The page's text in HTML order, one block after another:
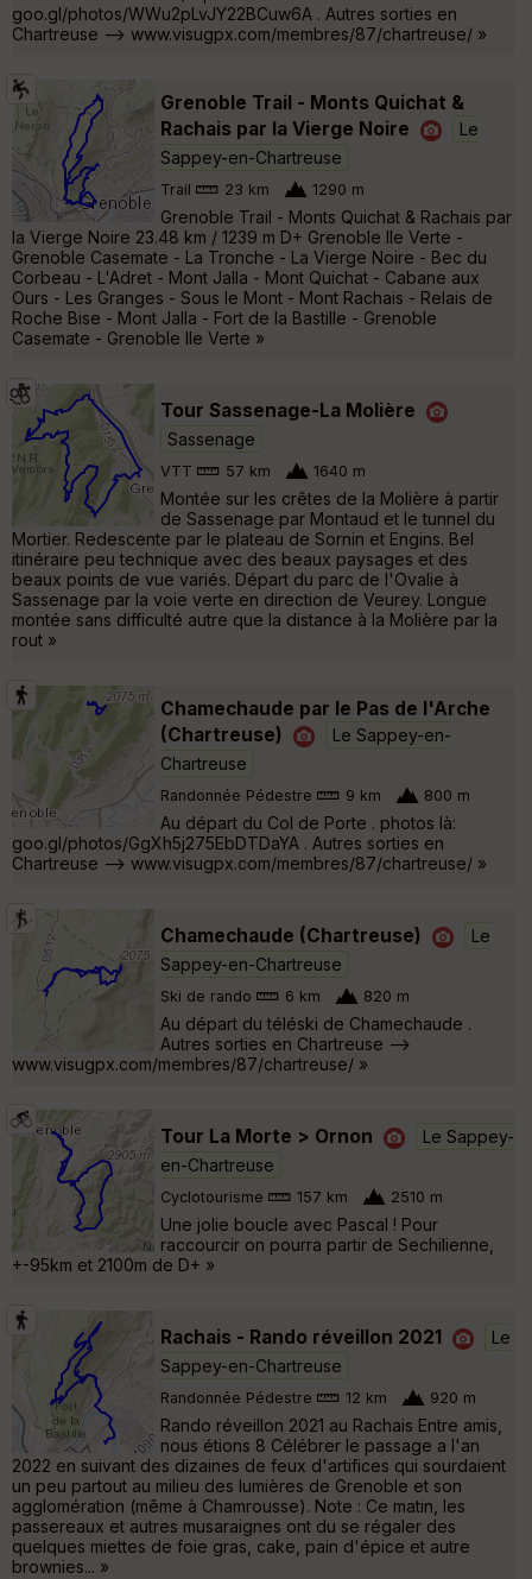
goo.gl/photos/WWu2pLvJY22BCuw6A . Autres sorties en
Chartreuse --> www.visugpx.com/membres/87/chartreuse/ »
Grenoble Trail - Monts Quichat &
Rachais par la Vierge Noire
Le
Sappey-en-Chartreuse
Trail 23 km 1290 m
Grenoble Trail - Monts Quichat & Rachais par
la Vierge Noire 23.48 km / 1239 m D+ Grenoble Ile Verte -
Grenoble Casemate - La Tronche - La Vierge Noire - Bec du
Corbeau - L'Adret - Mont Jalla - Mont Quichat - Cabane aux
Ours - Les Granges - Sous le Mont - Mont Rachais - Relais de
Roche Bise - Mont Jalla - Fort de la Bastille - Grenoble
Casemate - Grenoble Ile Verte »
Tour Sassenage-La Molière
Sassenage
VTT 57 km 1640 m
Montée sur les crêtes de la Molière à partir
de Sassenage par Montaud et le tunnel du
Mortier. Redescente par le plateau de Sornin et Engins. Bel
itinéraire peu technique avec des beaux paysages et des
beaux points de vue variés. Départ du parc de l'Ovalie à
Sassenage par la voie verte en direction de Veurey. Longue
montée sans difficulté autre que la distance à la Molière par la
rout »
Chamechaude par le Pas de l'Arche
(Chartreuse)
Le Sappey-en-
Chartreuse
Randonnée Pédestre 9 km 800 m
Au départ du Col de Porte . photos là:
goo.gl/photos/GgXh5j275EbDTDaYA . Autres sorties en
Chartreuse --> www.visugpx.com/membres/87/chartreuse/ »
Chamechaude (Chartreuse)
Le
Sappey-en-Chartreuse
Ski de rando 6 km 820 m
Au départ du téléski de Chamechaude .
Autres sorties en Chartreuse -->
www.visugpx.com/membres/87/chartreuse/ »
Tour La Morte > Ornon
Le Sappey-
en-Chartreuse
Cyclotourisme 157 km 2510 m
Une jolie boucle avec Pascal ! Pour
raccourcir on pourra partir de Sechilienne,
+-95km et 2100m de D+ »
Rachais - Rando réveillon 2021
Le
Sappey-en-Chartreuse
Randonnée Pédestre 12 km 920 m
Rando réveillon 2021 au Rachais Entre amis,
nous étions 8 Célébrer le passage a l'an
2022 en suivant des dizaines de feux d'artifices qui sourdaient
un peu partout au milieu des lumières de Grenoble et son
agglomération (même à Chamrousse). Note : Ce matin, les
passereaux et autres musaraignes ont du se régaler des
quelques miettes de foie gras, cake, pain d'épice et autre
brownies... »